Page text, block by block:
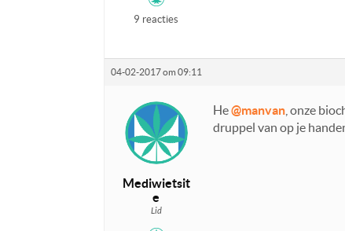
9 reacties
04-02-2017 om 09:11
Mediwietsit
e
Lid
He@manvan , onze
druppel van op je